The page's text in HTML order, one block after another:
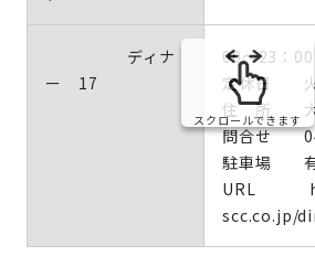
ディナ
ー 17
00～23：
定休日 火
住 所 大
問合せ
駐車場
URL
scc.co.jp/
スクロールできます